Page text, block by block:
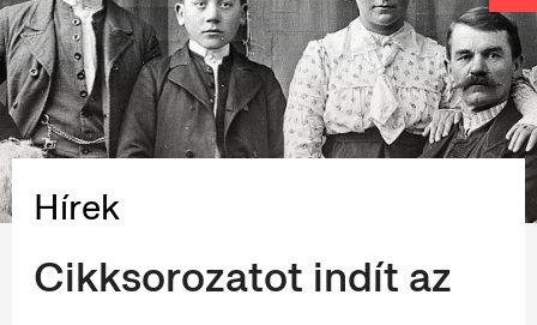
Hírek
Cikksorozatot indít az